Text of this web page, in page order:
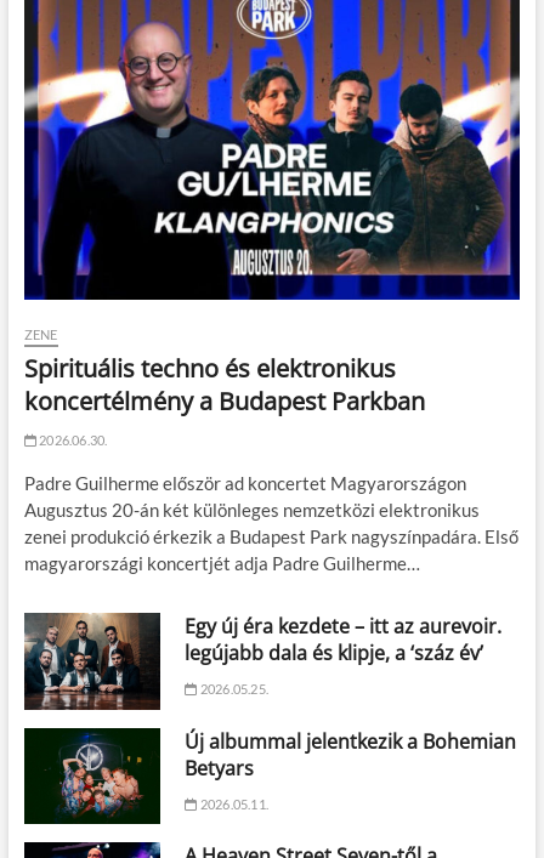
ZENE
Spirituális techno és elektronikus
koncertélmény a Budapest Parkban
2026.06.30.
Padre Guilherme először ad koncertet Magyarországon
Augusztus 20-án két különleges nemzetközi elektronikus
zenei produkció érkezik a Budapest Park nagyszínpadára. Első
magyarországi koncertjét adja Padre Guilherme…
Egy új éra kezdete – itt az aurevoir.
legújabb dala és klipje, a ‘száz év’
2026.05.25.
Új albummal jelentkezik a Bohemian
Betyars
2026.05.11.